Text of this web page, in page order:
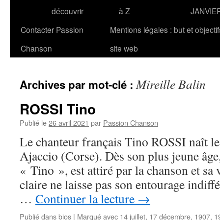
découvrir
à Z
Contacter Passion
Chanson
Mentions légales : but et
site web
Archives par mot-clé :Mireille Balin
ROSSI Tino
Publié le26 avril 2021 par Passion Chanson
Le chanteur français Tino ROSSI naît
Ajaccio (Corse). Dès son plus jeune
« Tino », est attiré par la chanson et
claire ne laisse pas son entourage
… Continuer la lecture →
Publié dansbios | Marqué avec 14 juillet, 17 décembre, 1907,